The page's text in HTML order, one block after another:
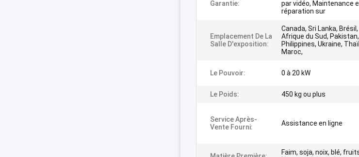
Garantie:
par vidéo, Maintenance
réparation sur
Emplacement De La
Salle D'exposition:
Canada, Sri Lanka,
Afrique du Sud, Pakistan,
Philippines, Ukraine,
Maroc,
Le Pouvoir: 0 à 20 kW
Le Poids: 450 kg ou plus
Service Après-
Vente Fourni:
Assistance en ligne
Faim, soja, noix, blé,